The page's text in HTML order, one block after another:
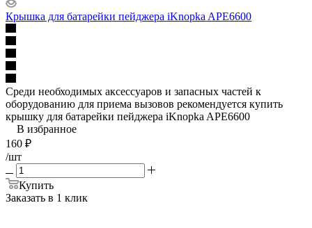
Крышка для батарейки пейджера iKnopka APE6600
Среди необходимых аксессуаров и запасных частей к
оборудованию для приема вызовов рекомендуется купить
крышку для батарейки пейджера iKnopka APE6600
В избранное
160 ₽
/шт
Купить
Заказать в 1 клик